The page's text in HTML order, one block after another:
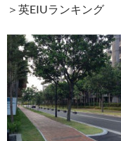
＞英EIUランキング